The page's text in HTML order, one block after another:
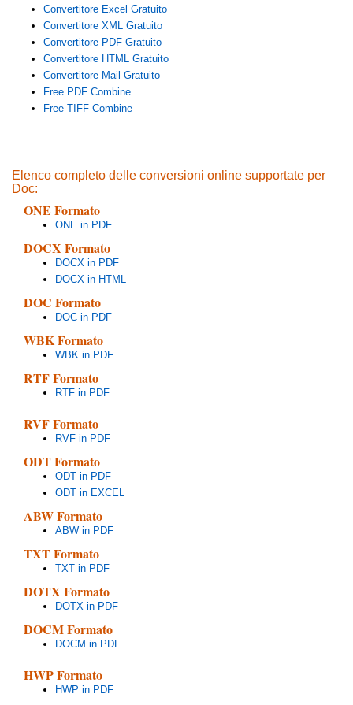
Convertitore Excel Gratuito
Convertitore XML Gratuito
Convertitore PDF Gratuito
Convertitore HTML Gratuito
Convertitore Mail Gratuito
Free PDF Combine
Free TIFF Combine
Elenco completo delle conversioni online supportate per
Doc:
ONE Formato
ONE in PDF
DOCX Formato
DOCX in PDF
DOCX in HTML
DOC Formato
DOC in PDF
WBK Formato
WBK in PDF
RTF Formato
RTF in PDF
RVF Formato
RVF in PDF
ODT Formato
ODT in PDF
ODT in EXCEL
ABW Formato
ABW in PDF
TXT Formato
TXT in PDF
DOTX Formato
DOTX in PDF
DOCM Formato
DOCM in PDF
HWP Formato
HWP in PDF